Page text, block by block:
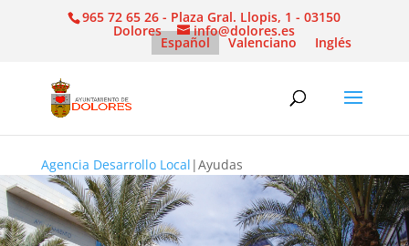
965 72 65 26 - Plaza Gral. Llopis, 1 - 03150
Dolores info@dolores.es
Español Valenciano Inglés
Agencia Desarrollo Local |Ayudas